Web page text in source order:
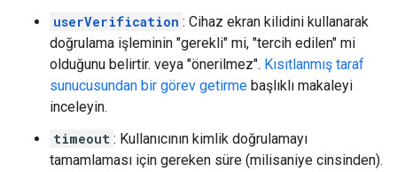
userVerification : Cihaz ekran kilidini kullanarak
doğrulama işleminin "gerekli" mi, "tercih edilen" mi
olduğunu belirtir. veya "önerilmez". Kısıtlanmış taraf
sunucusundan bir görev getirme başlıklı makaleyi
inceleyin.
timeout : Kullanıcının kimlik doğrulamayı
tamamlaması için gereken süre (milisaniye cinsinden).